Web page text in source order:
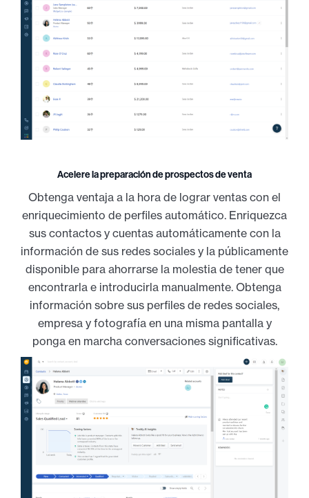
Acelere la preparación de prospectos de venta
Obtenga ventaja a la hora de lograr ventas con el
enriquecimiento de perfiles automático. Enriquezca
sus contactos y cuentas automáticamente con la
información de sus redes sociales y la públicamente
disponible para ahorrarse la molestia de tener que
encontrarla e introducirla manualmente. Obtenga
información sobre sus perfiles de redes sociales,
empresa y fotografía en una misma pantalla y
ponga en marcha conversaciones significativas.